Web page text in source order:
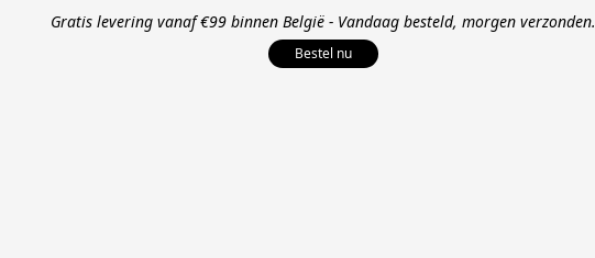
Gratis levering vanaf €99 binnen België - Vandaag besteld, morgen verzonden.
Bestel nu